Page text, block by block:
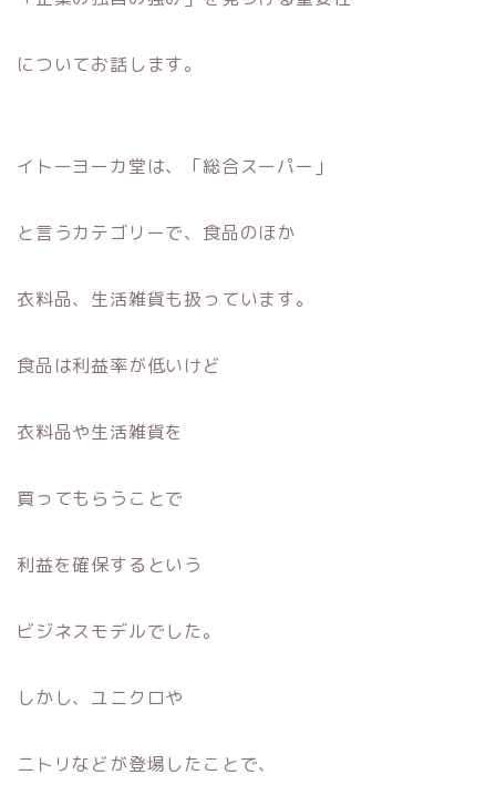
についてお話します。
イトーヨーカ堂は、「総合スーパー」
と言うカテゴリーで、食品のほか
衣料品、生活雑貨も扱っています。
食品は利益率が低いけど
衣料品や生活雑貨を
買ってもらうことで
利益を確保するという
ビジネスモデルでした。
しかし、ユニクロや
ニトリなどが登場したことで、